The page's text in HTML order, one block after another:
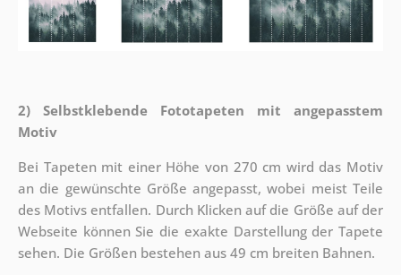
2) Selbstklebende Fototapeten mit angepasstem
Motiv
Bei Tapeten mit einer Höhe von 270 cm wird das Motiv
an die gewünschte Größe angepasst, wobei meist Teile
des Motivs entfallen. Durch Klicken auf die Größe auf der
Webseite können Sie die exakte Darstellung der Tapete
sehen. Die Größen bestehen aus 49 cm breiten Bahnen.